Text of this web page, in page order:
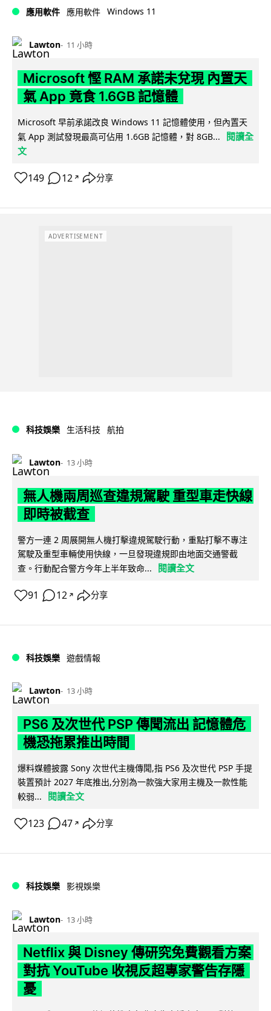
應用軟件 應用軟件 Windows 11
Lawton 11 小時
Microsoft 慳 RAM 承諾未兌現 內置天
氣 App 竟食 1.6GB 記憶體
Microsoft 早前承諾改良 Windows 11 記憶體使用，但內置天
氣 App 測試發現最高可佔用 1.6GB 記憶體，對 8GB...
閱讀全
文
149 12 ↗ 分享
ADVERTISEMENT
科技娛樂 生活科技 航拍
Lawton 13 小時
無人機兩周巡查違規駕駛 重型車走快線
即時被截查
警方一連 2 周展開無人機打擊違規駕駛行動，重點打擊不專注
駕駛及重型車輛使用快線，一旦發現違規即由地面交通警截
查。行動配合警方今年上半年致命...
閱讀全文
91 12 ↗ 分享
科技娛樂 遊戲情報
Lawton 13 小時
PS6 及次世代 PSP 傳聞流出 記憶體危
機恐拖累推出時間
爆料媒體披露 Sony 次世代主機傳聞,指 PS6 及次世代 PSP 手提
裝置預計 2027 年底推出,分別為一款強大家用主機及一款性能
較弱...
閱讀全文
123 47 ↗ 分享
科技娛樂 影視娛樂
Lawton 13 小時
Netflix 與 Disney 傳研究免費觀看方案
對抗 YouTube 收視反超專家警告存隱
憂